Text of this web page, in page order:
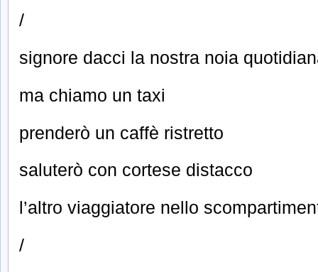
/
signore dacci la nostra noia
ma chiamo un taxi
prenderò un caffè ristretto
saluterò con cortese distacco
l’altro viaggiatore nello
/